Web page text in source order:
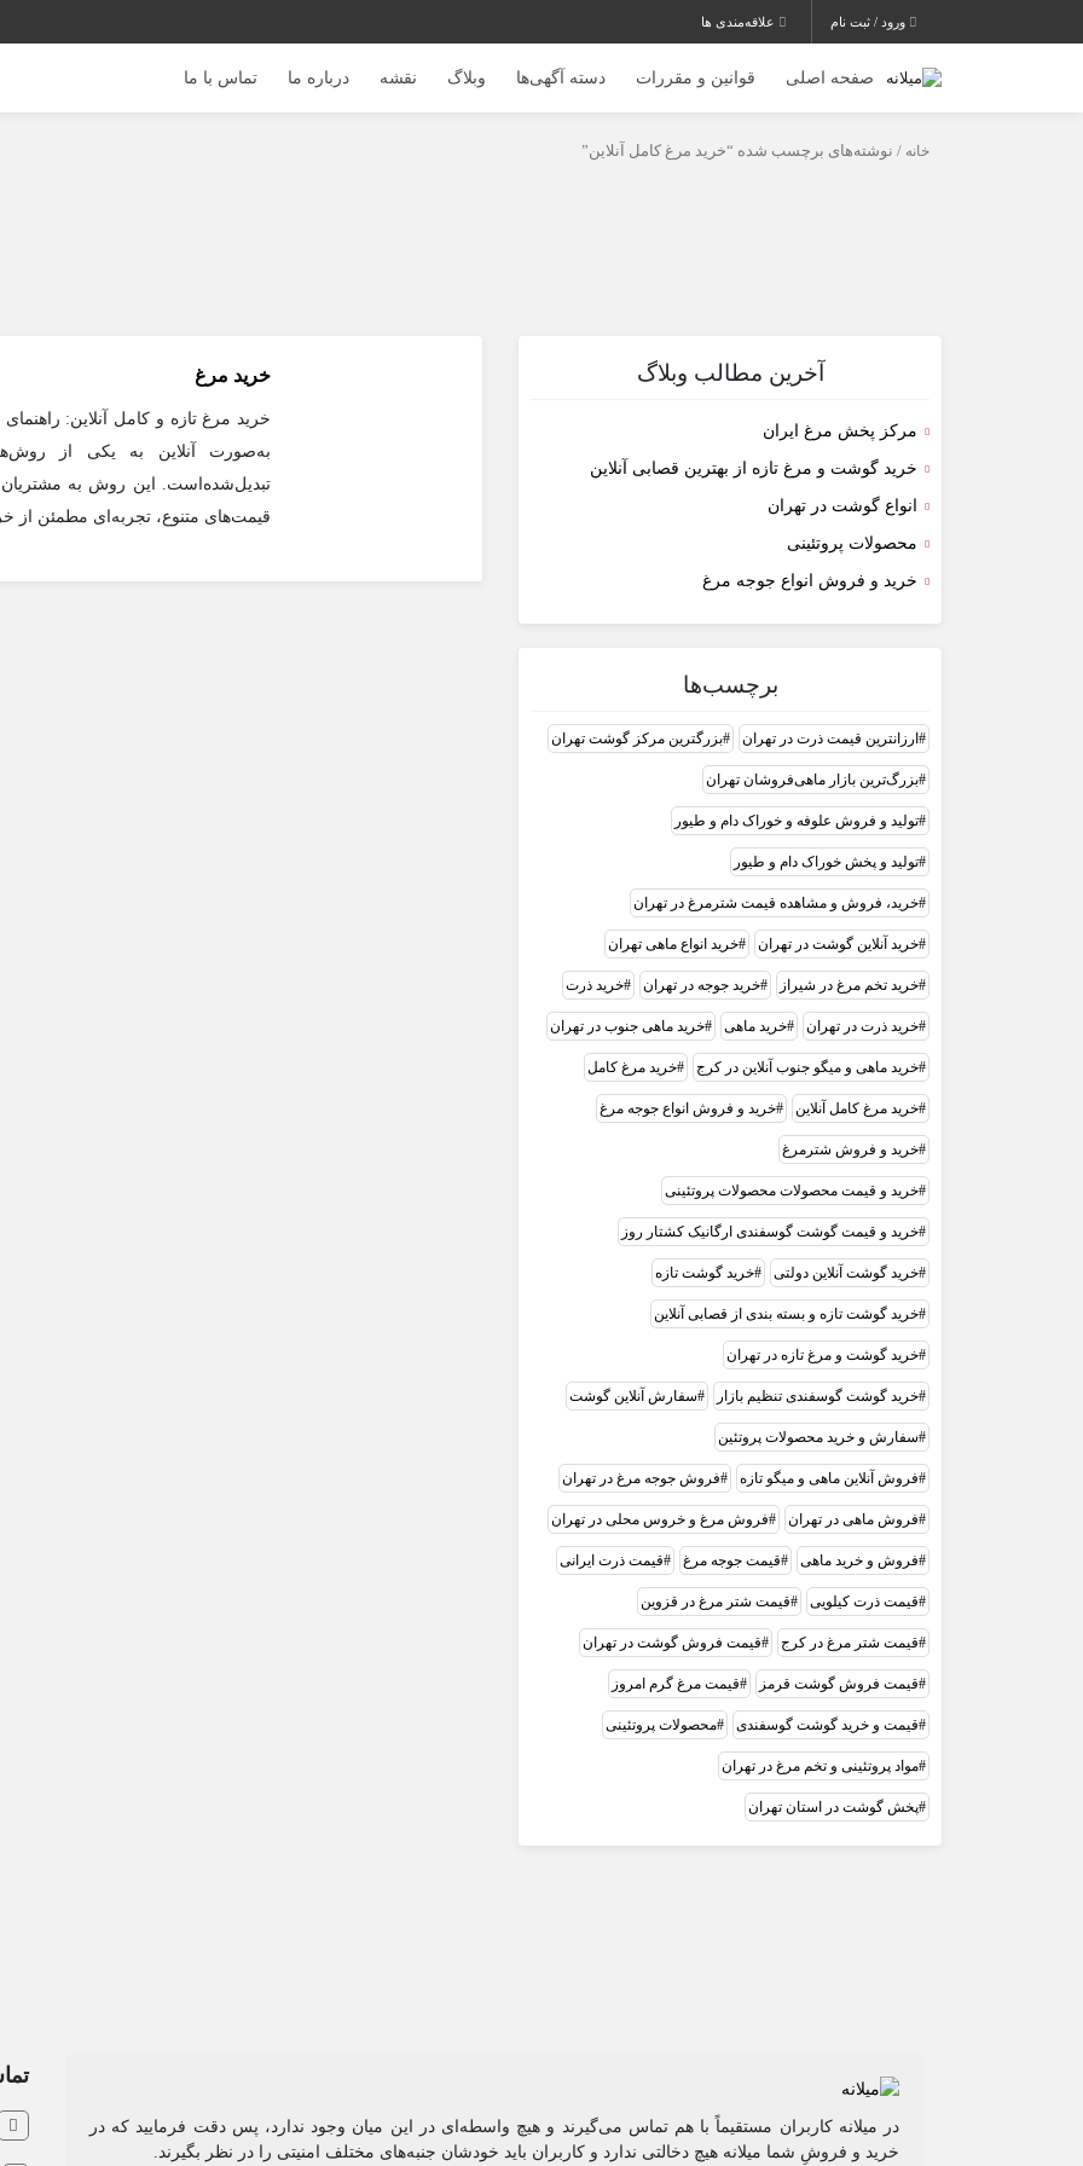
ورود / ثبت نام علاقه‌مندی ها
صفحه اصلی قوانین و مقررات دسته آگهی‌ها وبلاگ نقشه درباره ما تماس با ما
خانه / نوشته‌های برچسب شده “خرید مرغ کامل آنلاین”
آخرین مطالب وبلاگ
مرکز پخش مرغ ایران
خرید گوشت و مرغ تازه از بهترین قصابی آنلاین
انواع گوشت در تهران
محصولات پروتئینی
خرید و فروش انواع جوجه مرغ
برچسب‌ها
ارزانترین قیمت ذرت در تهران بزرگترین مرکز گوشت تهران
بزرگ‌ترین بازار ماهی‌فروشان تهران
تولید و فروش علوفه و خوراک دام و طیور
تولید و پخش خوراک دام و طیور
خرید، فروش و مشاهده قیمت شترمرغ در تهران
خرید آنلاین گوشت در تهران خرید انواع ماهی تهران
خرید تخم مرغ در شیراز خرید جوجه در تهران خرید ذرت
خرید ذرت در تهران خرید ماهی خرید ماهی جنوب در تهران
خرید ماهی و میگو جنوب آنلاین در کرج خرید مرغ کامل
خرید مرغ کامل آنلاین خرید و فروش انواع جوجه مرغ
خرید و فروش شترمرغ
خرید و قیمت محصولات محصولات پروتئینی
خرید و قیمت گوشت گوسفندی ارگانیک کشتار روز
خرید گوشت آنلاین دولتی خرید گوشت تازه
خرید گوشت تازه و بسته بندی از قصابی آنلاین
خرید گوشت و مرغ تازه در تهران
خرید گوشت گوسفندی تنظیم بازار سفارش آنلاین گوشت
سفارش و خرید محصولات پروتئین
فروش آنلاین ماهی و میگو تازه فروش جوجه مرغ در تهران
فروش ماهی در تهران فروش مرغ و خروس محلی در تهران
فروش و خرید ماهی قیمت جوجه مرغ قیمت ذرت ایرانی
قیمت ذرت کیلویی قیمت شتر مرغ در قزوین
قیمت شتر مرغ در کرج قیمت فروش گوشت در تهران
قیمت فروش گوشت قرمز قیمت مرغ گرم امروز
قیمت و خرید گوشت گوسفندی محصولات پروتئینی
مواد پروتئینی و تخم مرغ در تهران
پخش گوشت در استان تهران
خرید مرغ
خرید مرغ تازه و کامل آنلاین:
به‌صورت آنلاین به یکی از
تبدیل‌شده‌است. این روش به مشتریان
قیمت‌های متنوع، تجربه‌ای مطمئن از
در میلانه کاربران مستقیماً با هم تماس می‌گیرند و هیچ واسطه‌ای در این میان وجود ندارد، پس دقت فرمایید که در
خرید و فروشِ شما میلانه هیچ دخالتی ندارد و کاربران باید خودشان جنبه‌های مختلف امنیتی را در نظر بگیرند.